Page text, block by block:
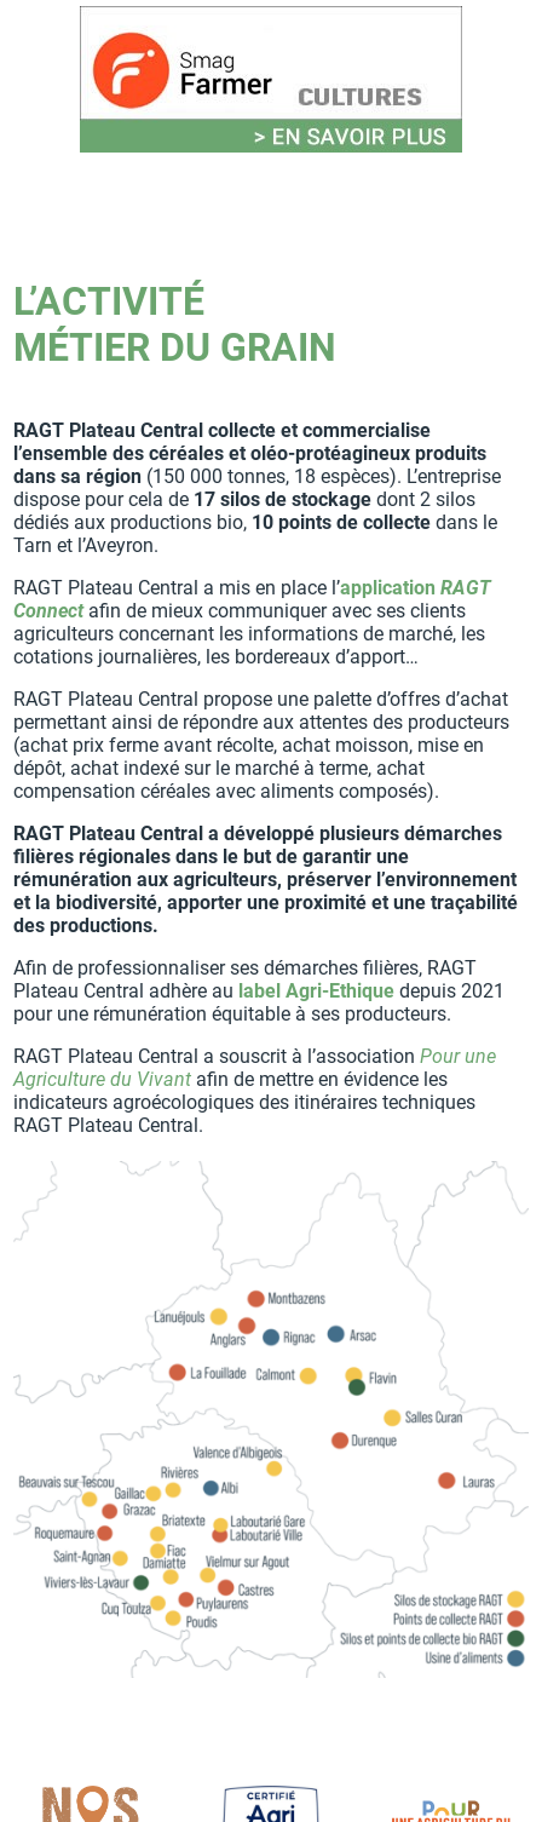
L’ACTIVITÉ
MÉTIER DU GRAIN
RAGT Plateau Central collecte et commercialise
l’ensemble des céréales et oléo-protéagineux produits
dans sa région (150 000 tonnes, 18 espèces). L’entreprise
dispose pour cela de 17 silos de stockage dont 2 silos
dédiés aux productions bio, 10 points de collecte dans le
Tarn et l’Aveyron.
RAGT Plateau Central a mis en place l’applicationRAGT
Connect afin de mieux communiquer avec ses clients
agriculteurs concernant les informations de marché, les
cotations journalières, les bordereaux d’apport…
RAGT Plateau Central propose une palette d’offres d’achat
permettant ainsi de répondre aux attentes des producteurs
(achat prix ferme avant récolte, achat moisson, mise en
dépôt, achat indexé sur le marché à terme, achat
compensation céréales avec aliments composés).
RAGT Plateau Central a développé plusieurs démarches
filières régionales dans le but de garantir une
rémunération aux agriculteurs, préserver l’environnement
et la biodiversité, apporter une proximité et une traçabilité
des productions.
Afin de professionnaliser ses démarches filières, RAGT
Plateau Central adhère au label Agri-Ethiquedepuis 2021
pour une rémunération équitable à ses producteurs.
RAGT Plateau Central a souscrit à l’associationPour une
Agriculture du Vivant afin de mettre en évidence les
indicateurs agroécologiques des itinéraires techniques
RAGT Plateau Central.